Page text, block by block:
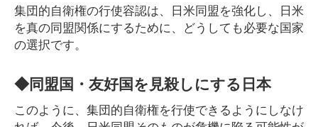
集団的自衛権の行使容認は、日米同盟を強化し、日米
を真の同盟関係にするために、どうしても必要な国家
の選択です。
◆同盟国・友好国を見殺しにする日本
このように、集団的自衛権を行使できるようにしなけ